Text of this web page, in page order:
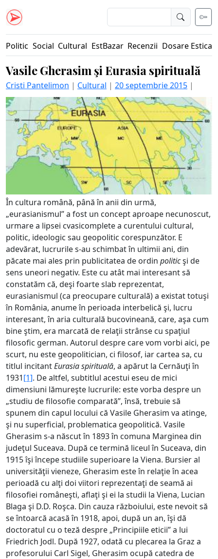
Politic Social Cultural EstBazar Recenzii Dosare Estica
Vasile Gherasim şi Eurasia spirituală
Cristi Pantelimon | Cultural | 20 septembrie 2015 |
În cultura română, până în anii din urmă,
„eurasianismul” a fost un concept aproape necunoscut,
urmare a lipsei cvasicomplete a curentului cultural,
politic, ideologic sau geopolitic corespunzător. E
adevărat, lucrurile s-au schimbat în ultimii ani, din
păcate mai ales prin publicitatea de ordin politicşi de
sens uneori negativ. Este cu atât mai interesant să
constatăm că, deşi foarte slab reprezentat,
eurasianismul (ca preocupare culturală) a existat totuşi
în România, anume în perioada interbelică şi, lucru
interesant, în aria culturală bucovineană, care, aşa cum
bine ştim, era marcată de relaţii strânse cu spaţiul
filosofic german. Autorul despre care vom vorbi aici, pe
scurt, nu este geopolitician, ci filosof, iar cartea sa, cu
titlul incitantEurasia spirituală, a apărut la Cernăuţi în
1931[1]. De altfel, subtitlul acestui eseu de mici
dimensiuni lămureşte lucrurile: este vorba despre un
„studiu de filosofie comparată”, însă, trebuie să
spunem din capul locului că Vasile Gherasim va atinge,
şi nu superficial, problematica geopolitică. Vasile
Gherasim s-a născut în 1893 în comuna Marginea din
judeţul Suceava. După ce termină liceul în Suceava, din
1915 îşi începe studiile superioare la Viena. Bursier al
universităţii vieneze, Gherasim este în relaţie în acea
perioadă cu alţi doi viitori reprezentaţi de seamă ai
filosofiei româneşti, aflaţi şi ei la studii la Viena, Lucian
Blaga şi D.D. Roşca. Din cauza războiului, este nevoit să
se întoarcă acasă în 1918, apoi, după un an, îşi dă
doctoratul cu o teză despre „Principiile eticii” a lui
Friedrich Jodl. După 1927, odată cu plecarea la Graz a
profesorului Carl Sigel, Gherasim ocupă catedra de